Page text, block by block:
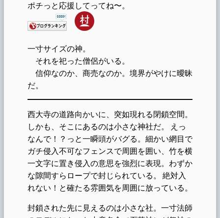
ポチっと応援してってね〜。
一寸サイズの神。
それを祀った僧侶がいる。
信仰なのか、商売なのか。境界がやけに曖昧
だ。
西大寺の道路向かいに、突如現れる閉鎖空間。
しかも、そこにあるのは小さな神社だ。 えっ
なんで！？っと一瞬頭がバグる。細かい網目で
ガチ侵入不可なフェンスで周囲を囲い、竹を横
一文字に置き侵入の意思を強烈に表現。わずか
な隙間すらロープで封じられている。 絶対入
れない！と確たる雰囲気を周囲に放っている。
封鎖された先に見えるのは小さな社。一寸法師